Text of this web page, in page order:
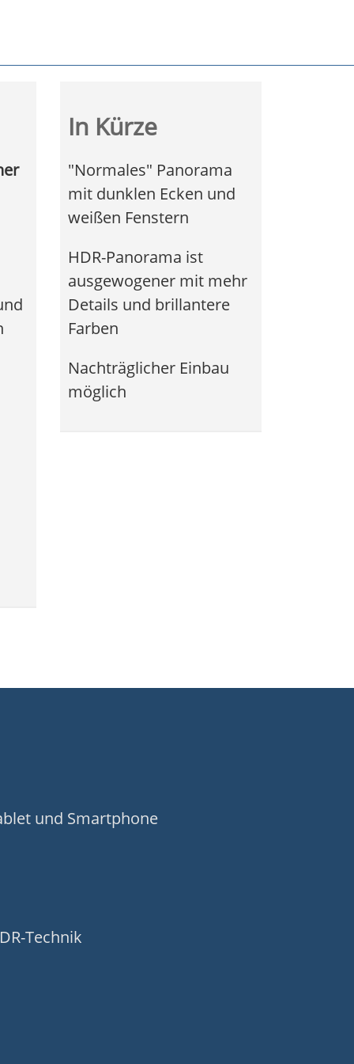
In Kürze
"Normales" Panorama
mit dunklen Ecken und
weißen Fenstern
HDR-Panorama ist
ausgewogener mit mehr
Details und brillantere
Farben
Nachträglicher Einbau
möglich
und Smartphone
Technik